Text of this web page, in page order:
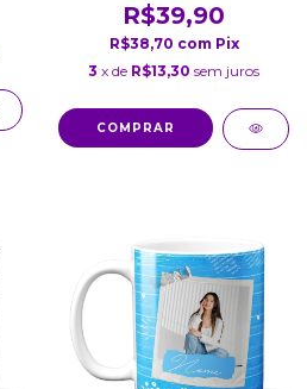
R$39,90
R$38,70 com Pix
3 x de R$13,30 sem juros
COMPRAR